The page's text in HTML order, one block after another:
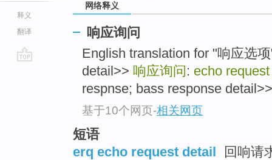
释义
翻译
网络释义
响应询问
English translation for "响应选
detail>> 响应询问 : echo
respnse; bass response
基于10个网页-相关网页
短语
erq echo request detail
回响请